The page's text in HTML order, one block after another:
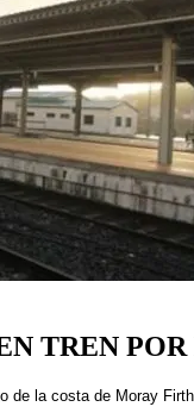
TREN
de la costa de Moray